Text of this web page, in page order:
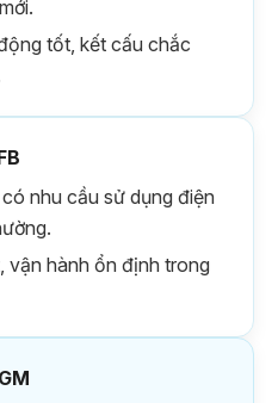
tốt, kết cấu chắc
nhu cầu sử dụng điện
vận hành ổn định trong